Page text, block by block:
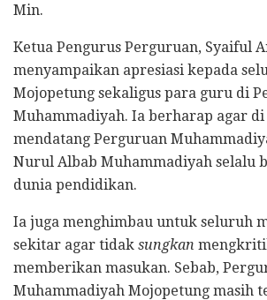
Min.
Ketua Pengurus Perguruan, Syaiful
menyampaikan apresiasi kepada
Mojopetung sekaligus para guru di
Muhammadiyah. Ia berharap agar di
mendatang Perguruan
Nurul Albab Muhammadiyah selalu
dunia pendidikan.
Ia juga menghimbau untuk seluruh
sekitar agar tidak sungkan
memberikan masukan. Sebab,
Muhammadiyah Mojopetung masih